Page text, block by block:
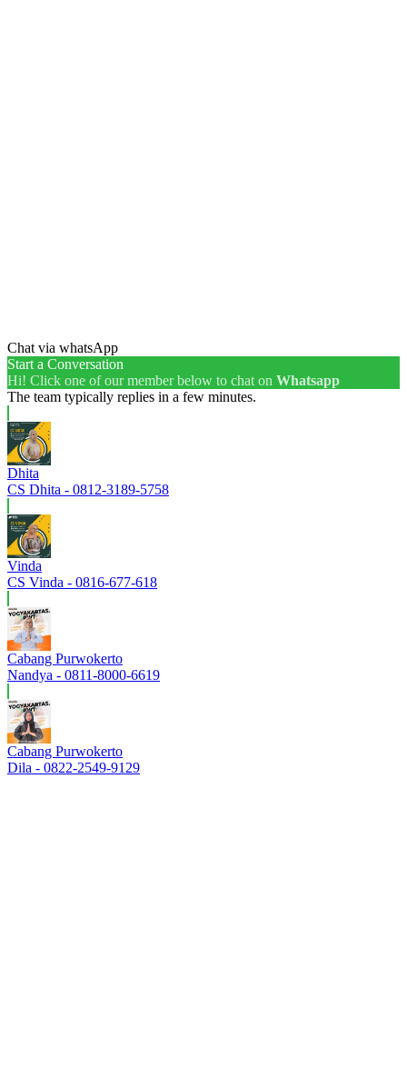
Chat via whatsApp
Start a Conversation
Hi! Click one of our member below to chat on Whatsapp
The team typically replies in a few minutes.
Dhita
CS Dhita - 0812-3189-5758
Vinda
CS Vinda - 0816-677-618
Cabang Purwokerto
Nandya - 0811-8000-6619
Cabang Purwokerto
Dila - 0822-2549-9129